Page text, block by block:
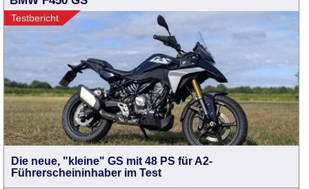
Testbericht
Die neue, "kleine" GS mit 48 PS für A2-
Führerscheininhaber im Test